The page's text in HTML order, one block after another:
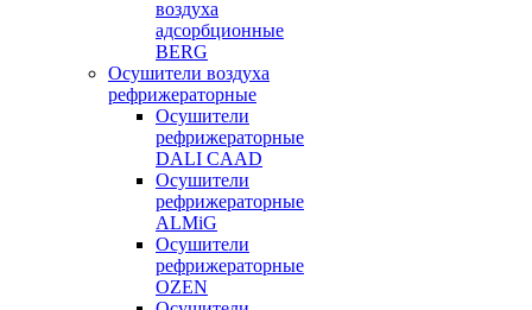
воздуха
адсорбционные
BERG
Осушители воздуха
рефрижераторные
Осушители
рефрижераторные
DALI CAAD
Осушители
рефрижераторные
ALMiG
Осушители
рефрижераторные
OZEN